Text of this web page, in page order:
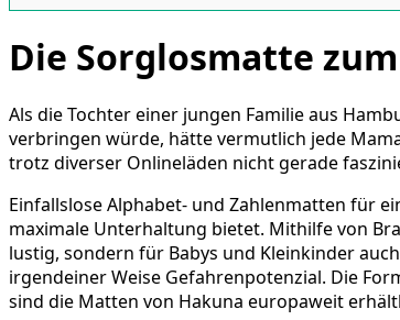
Die Sorglosmatte
Als die Tochter einer jungen Familie aus
verbringen würde, hätte vermutlich jede
trotz diverser Onlineläden nicht gerade
Einfallslose Alphabet- und Zahlenmatten für
maximale Unterhaltung bietet. Mithilfe von
lustig, sondern für Babys und Kleinkinder
irgendeiner Weise Gefahrenpotenzial. Die
sind die Matten von Hakuna europaweit